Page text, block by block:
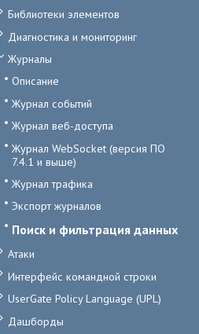
Библиотеки элементов
Диагностика и мониторинг
Журналы
Описание
Журнал событий
Журнал веб-доступа
Журнал WebSocket (версия ПО
7.4.1 и выше)
Журнал трафика
Экспорт журналов
Поиск и фильтрация данных
Атаки
Интерфейс командной строки
UserGate Policy Language (UPL)
Дашборды